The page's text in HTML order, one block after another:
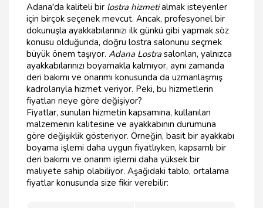
Adana'da kaliteli bir lostra hizmetialmak isteyenler
için birçok seçenek mevcut. Ancak, profesyonel bir
dokunuşla ayakkabılarınızı ilk günkü gibi yapmak söz
konusu olduğunda, doğru lostra salonunu seçmek
büyük önem taşıyor. Adana Lostrasalonları, yalnızca
ayakkabılarınızı boyamakla kalmıyor, aynı zamanda
deri bakımı ve onarımı konusunda da uzmanlaşmış
kadrolarıyla hizmet veriyor. Peki, bu hizmetlerin
fiyatları neye göre değişiyor?
Fiyatlar, sunulan hizmetin kapsamına, kullanılan
malzemenin kalitesine ve ayakkabının durumuna
göre değişiklik gösteriyor. Örneğin, basit bir ayakkabı
boyama işlemi daha uygun fiyatlıyken, kapsamlı bir
deri bakımı ve onarım işlemi daha yüksek bir
maliyete sahip olabiliyor. Aşağıdaki tablo, ortalama
fiyatlar konusunda size fikir verebilir: